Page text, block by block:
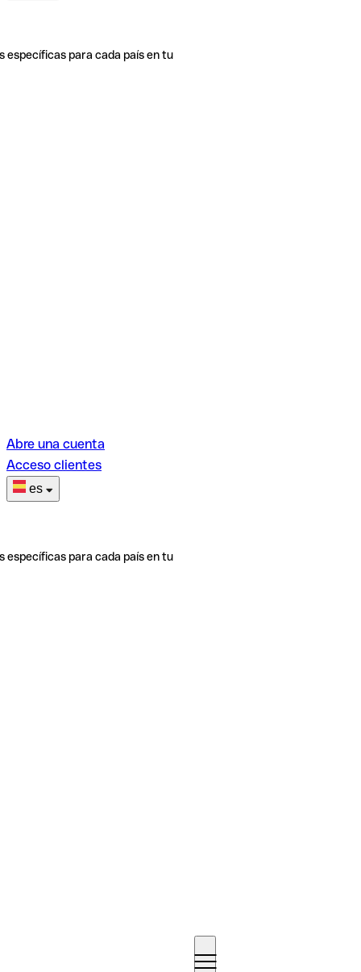
específicas para cada país en tu
Abre una cuenta
Acceso clientes
es
específicas para cada país en tu